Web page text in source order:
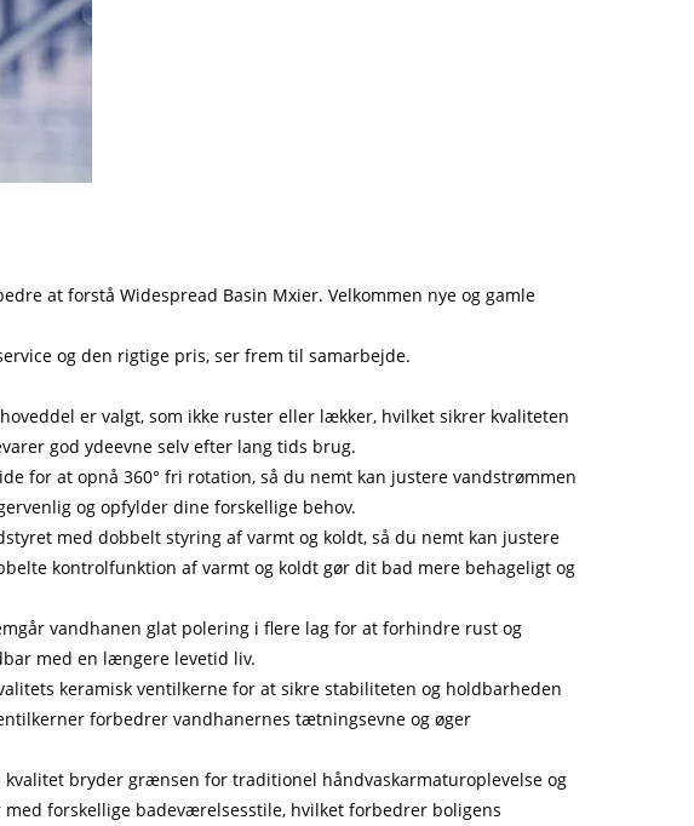
at forstå Widespread Basin Mxier. Velkommen nye og gamle
og den rigtige pris, ser frem til samarbejde.
er valgt, som ikke ruster eller lækker, hvilket sikrer kvaliteten
god ydeevne selv efter lang tids brug.
for at opnå 360° fri rotation, så du nemt kan justere vandstrømmen
og opfylder dine forskellige behov.
med dobbelt styring af varmt og koldt, så du nemt kan justere
kontrolfunktion af varmt og koldt gør dit bad mere behageligt og
vandhanen glat polering i flere lag for at forhindre rust og
med en længere levetid liv.
keramisk ventilkerne for at sikre stabiliteten og holdbarheden
forbedrer vandhanernes tætningsevne og øger
bryder grænsen for traditionel håndvaskarmaturoplevelse og
forskellige badeværelsesstile, hvilket forbedrer boligens